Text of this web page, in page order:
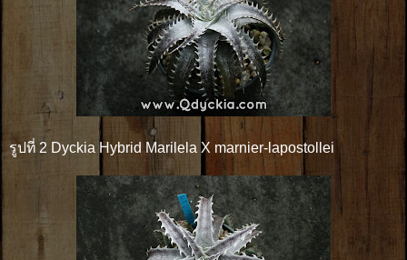
รูปที่ 2 Dyckia Hybrid Marilela X marnier-lapostollei